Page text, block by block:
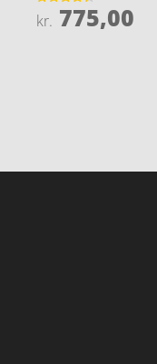
Vurderet
4.3
kr. 775,00